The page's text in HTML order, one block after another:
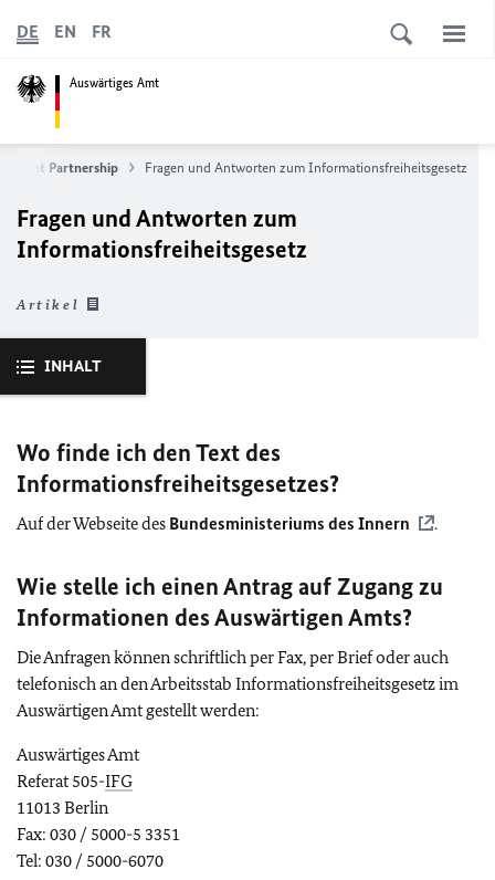
Auswärtiges Amt
DE EN FR
Partnership Fragen und Antworten zum Informationsfreiheitsgesetz
Fragen und Antworten zum
Informationsfreiheitsgesetz
Artikel
INHALT
Wo finde ich den Text des
Informationsfreiheitsgesetzes?
Auf der Webseite des Bundesministeriums des Innern .
Wie stelle ich einen Antrag auf Zugang zu
Informationen des Auswärtigen Amts?
Die Anfragen können schriftlich per Fax, per Brief oder auch
telefonisch an den Arbeitsstab Informationsfreiheitsgesetzim
Auswärtigen Amt gestellt werden:
Auswärtiges Amt
Referat 505-IFG
11013 Berlin
Fax: 030 / 5000-5 3351
Tel: 030 / 5000-6070